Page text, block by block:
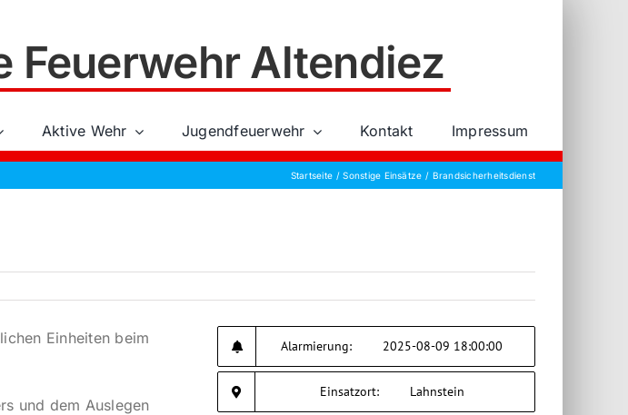
Feuerwehr Altendiez
Aktive Wehr Jugendfeuerwehr Kontakt Impressum
Startseite Sonstige Einsätze Brandsicherheitsdienst
Einheiten beim
und dem Auslegen
Alarmierung: 2025-08-09 18:00:00
Einsatzort: Lahnstein